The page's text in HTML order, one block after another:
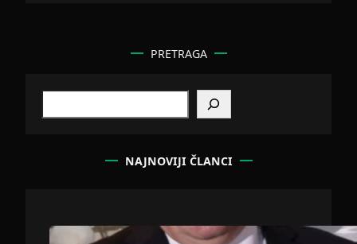
PRETRAGA
NAJNOVIJI ČLANCI